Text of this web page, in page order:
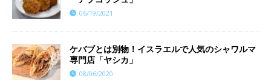
06/19/2021
ケバブとは別物！イスラエルで人気のシャワルマ
専門店「ヤシカ」
08/06/2020